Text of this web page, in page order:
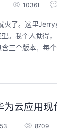
10361
火了。这里
。我个人觉得
三个版本，每
云应用
8709